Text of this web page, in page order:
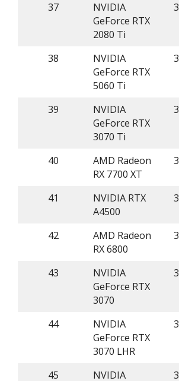
37
NVIDIA
GeForce RTX
2080 Ti
38
NVIDIA
GeForce RTX
5060 Ti
39
NVIDIA
GeForce RTX
3070 Ti
40
AMD Radeon
RX 7700 XT
41
NVIDIA RTX
A4500
42
AMD Radeon
RX 6800
43
NVIDIA
GeForce RTX
3070
44
NVIDIA
GeForce RTX
3070 LHR
45
NVIDIA